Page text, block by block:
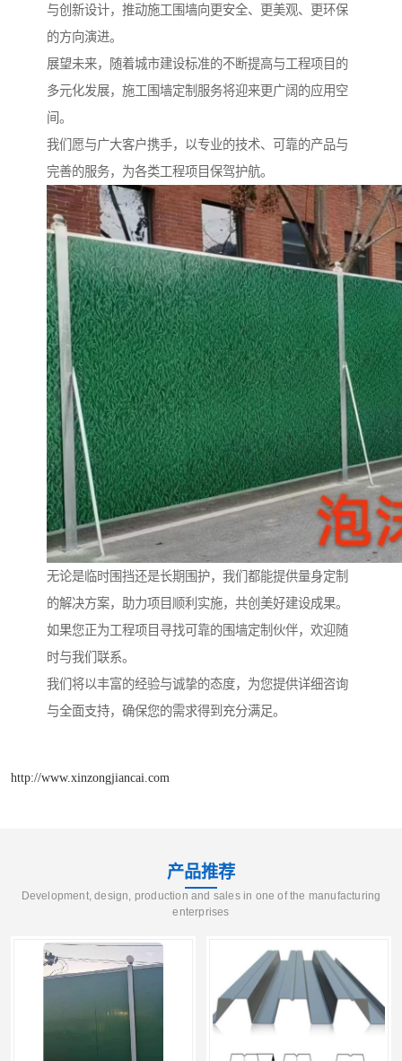
与创新设计，推动施工围墙向更安全、更美观、更环保
的方向演进。
展望未来，随着城市建设标准的不断提高与工程项目的
多元化发展，施工围墙定制服务将迎来更广阔的应用空
间。
我们愿与广大客户携手，以专业的技术、可靠的产品与
完善的服务，为各类工程项目保驾护航。
无论是临时围挡还是长期围护，我们都能提供量身定制
的解决方案，助力项目顺利实施，共创美好建设成果。
如果您正为工程项目寻找可靠的围墙定制伙伴，欢迎随
时与我们联系。
我们将以丰富的经验与诚挚的态度，为您提供详细咨询
与全面支持，确保您的需求得到充分满足。
http://www.xinzongjiancai.com
产品推荐
Development, design, production and sales in one of the manufacturing
enterprises